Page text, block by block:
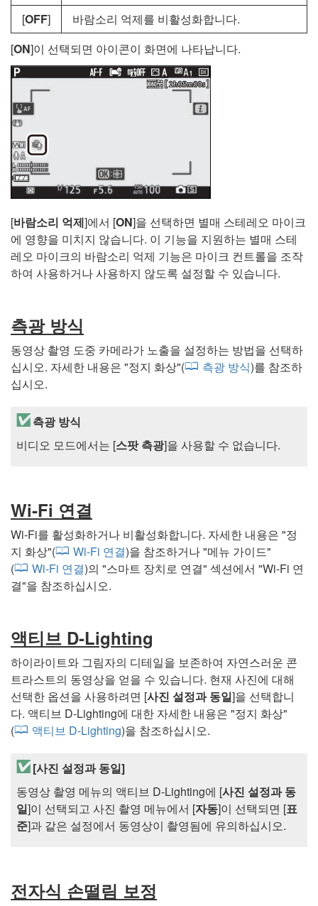
[OFF]
바람소리 억제를 비활성화합니다.
[ON]이 선택되면 아이콘이 화면에 나타납니다.
[바람소리 억제]에서 [ON]을 선택하면 별매 스테레오 마이크
에 영향을 미치지 않습니다. 이 기능을 지원하는 별매 스테
레오 마이크의 바람소리 억제 기능은 마이크 컨트롤을 조작
하여 사용하거나 사용하지 않도록 설정할 수 있습니다.
측광 방식
동영상 촬영 도중 카메라가 노출을 설정하는 방법을 선택하
십시오. 자세한 내용은 "정지 화상"( 측광 방식)를 참조하
십시오.
측광 방식
비디오 모드에서는 [스팟 측광]을 사용할 수 없습니다.
Wi‑Fi 연결
Wi‑Fi를 활성화하거나 비활성화합니다. 자세한 내용은 "정
지 화상"( Wi‑Fi 연결)을 참조하거나 "메뉴 가이드"
(
Wi-Fi 연결)의 "스마트 장치로 연결" 섹션에서 "Wi-Fi 연
결"을 참조하십시오.
액티브 D‑Lighting
하이라이트와 그림자의 디테일을 보존하여 자연스러운 콘
트라스트의 동영상을 얻을 수 있습니다. 현재 사진에 대해
선택한 옵션을 사용하려면 [사진 설정과 동일]을 선택합니
다. 액티브 D‑Lighting에 대한 자세한 내용은 "정지 화상"
(
액티브 D-Lighting)을 참조하십시오.
[사진 설정과 동일]
동영상 촬영 메뉴의 액티브 D‑Lighting에 [사진 설정과 동
일]이 선택되고 사진 촬영 메뉴에서 [자동]이 선택되면 [표
준]과 같은 설정에서 동영상이 촬영됨에 유의하십시오.
전자식 손떨림 보정